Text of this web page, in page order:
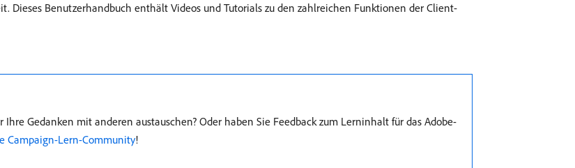
Dieses Benutzerhandbuch enthält Videos und Tutorials zu den zahlreichen Funktionen der Client-
Gedanken mit anderen austauschen? Oder haben Sie Feedback zum Lerninhalt für das Adobe-
Campaign-Lern-Community!